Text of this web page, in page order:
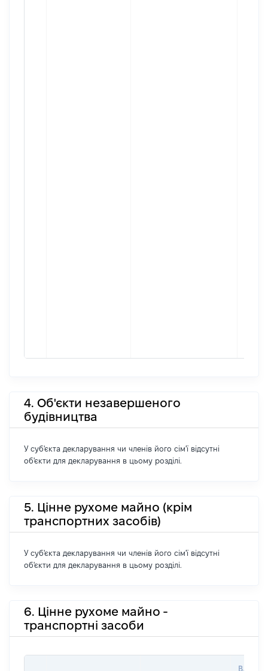
4. Об'єкти незавершеного
будівництва
У суб'єкта декларування чи членів його сім'ї відсутні
об'єкти для декларування в цьому розділі.
5. Цінне рухоме майно (крім
транспортних засобів)
У суб'єкта декларування чи членів його сім'ї відсутні
об'єкти для декларування в цьому розділі.
6. Цінне рухоме майно -
транспортні засоби